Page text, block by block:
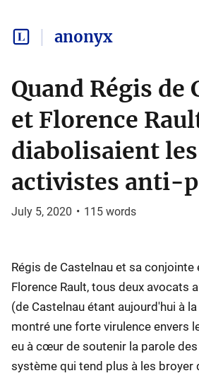
anonyx
Quand Régis de
et Florence
diabolisaient les
activistes anti-
July 5, 2020 • 115 words
Régis de Castelnau et sa conjointe
Florence Rault, tous deux avocats
(de Castelnau étant aujourd'hui à
montré une forte virulence envers
eu à cœur de soutenir la parole
système qui tend plus à les broyer